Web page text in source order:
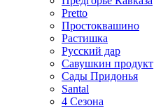
Pretto
Простоквашино
Растишка
Русский дар
Савушкин продукт
Сады Придонья
Santal
4 Сезона